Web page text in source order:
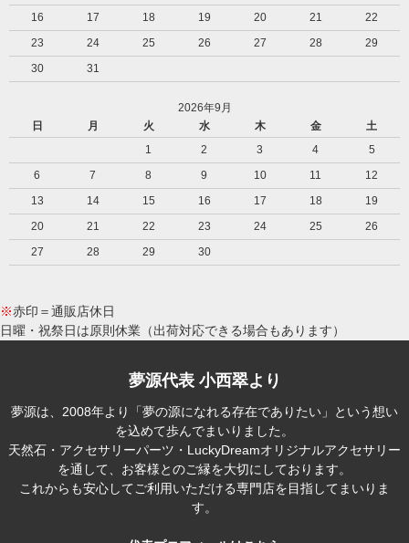
16
17 18 19 20 21
22
23
24 25 26 27 28
29
30
31
2026年9月
日
月 火 水 木 金
土
1
2 3 4
5
6
7 8 9 10 11
12
13
14 15 16 17 18
19
20
21 22 23 24 25
26
27
28 29 30
※赤印＝通販店休日
日曜・祝祭日は原則休業（出荷対応できる場合もあります）
夢源代表 小西翠より
夢源は、2008年より「夢の源になれる存在でありたい」という想い
を込めて歩んでまいりました。
天然石・アクセサリーパーツ・LuckyDreamオリジナルアクセサリー
を通して、お客様とのご縁を大切にしております。
これからも安心してご利用いただける専門店を目指してまいりま
す。